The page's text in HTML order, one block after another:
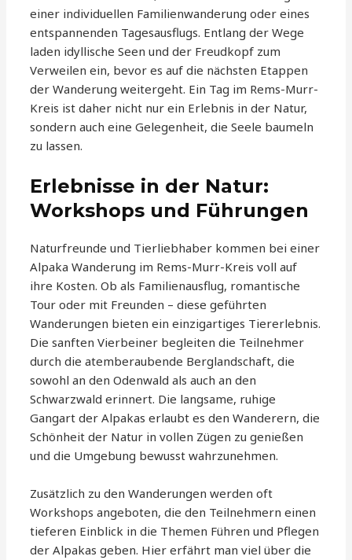
einer individuellen Familienwanderung oder eines
entspannenden Tagesausflugs. Entlang der Wege
laden idyllische Seen und der Freudkopf zum
Verweilen ein, bevor es auf die nächsten Etappen
der Wanderung weitergeht. Ein Tag im Rems-Murr-
Kreis ist daher nicht nur ein Erlebnis in der Natur,
sondern auch eine Gelegenheit, die Seele baumeln
zu lassen.
Erlebnisse in der Natur:
Workshops und Führungen
Naturfreunde und Tierliebhaber kommen bei einer
Alpaka Wanderung im Rems-Murr-Kreis voll auf
ihre Kosten. Ob als Familienausflug, romantische
Tour oder mit Freunden – diese geführten
Wanderungen bieten ein einzigartiges Tiererlebnis.
Die sanften Vierbeiner begleiten die Teilnehmer
durch die atemberaubende Berglandschaft, die
sowohl an den Odenwald als auch an den
Schwarzwald erinnert. Die langsame, ruhige
Gangart der Alpakas erlaubt es den Wanderern, die
Schönheit der Natur in vollen Zügen zu genießen
und die Umgebung bewusst wahrzunehmen.
Zusätzlich zu den Wanderungen werden oft
Workshops angeboten, die den Teilnehmern einen
tieferen Einblick in die Themen Führen und Pflegen
der Alpakas geben. Hier erfährt man viel über die